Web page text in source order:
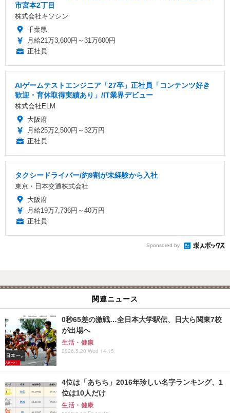
市宮本2丁目
株式会社キソシン
千葉県
月給21万3,600円～31万600円
正社員
AIゲームテストエンジニア「27卒」正社員「コンテンツ好き
歓迎・育休取得実績あり」/IT業界デビュー
株式会社ELM
大阪府
月給25万2,500円～32万円
正社員
タクシードライバー/約9割が未経験から入社
東京・日本交通株式会社
大阪府
月給19万7,736円～40万円
正社員
Sponsored by
関連ニュース
0秒65差の激戦…全日本大学駅伝、日大ら関東7校
が出場へ
生活・健康
2026.5.20 Wed 14:15
4位は「あちち」2016年珍しい名字ランキング、1
位は10人だけ
生活・健康